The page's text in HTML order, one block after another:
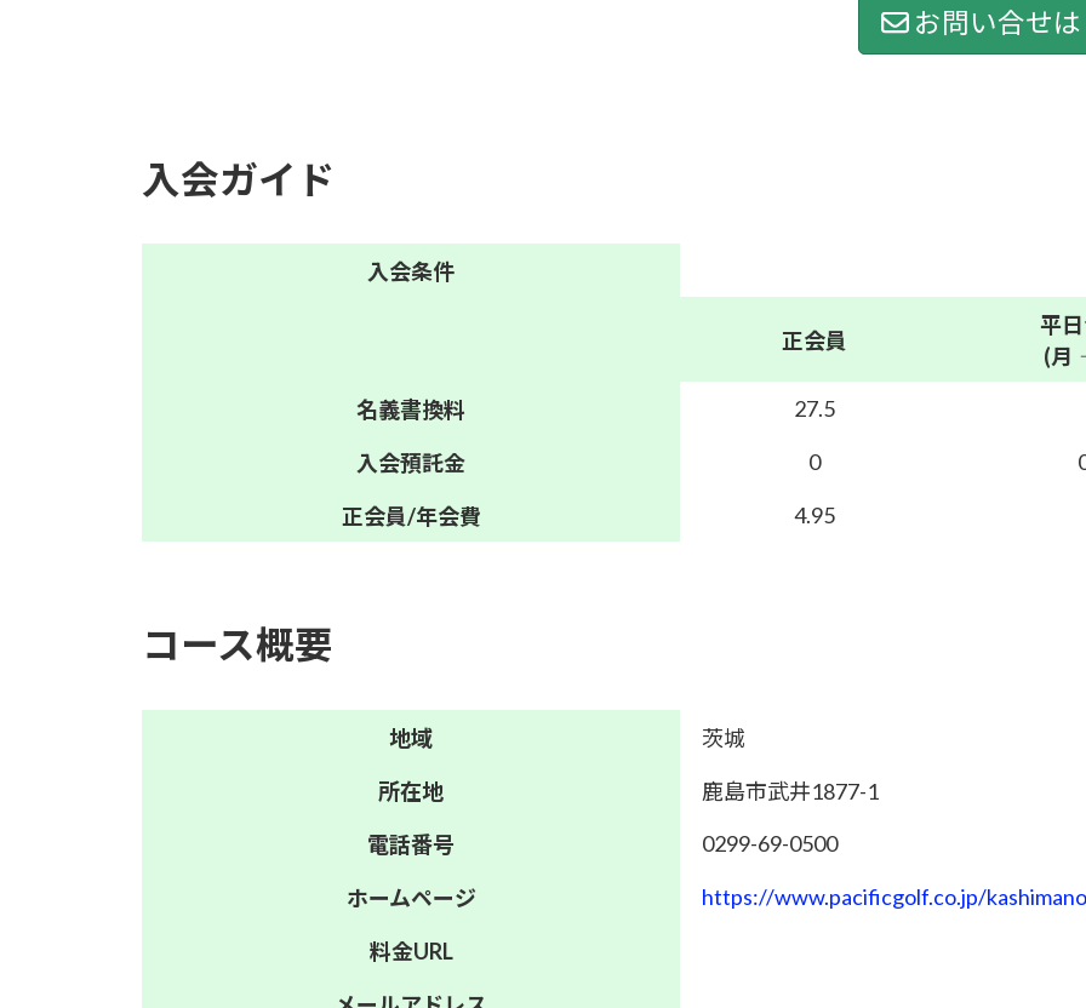
お問い合せ
入会ガイド
入会条件
正会員
平日
(月
名義書換料 27.5
入会預託金 0
正会員/年会費 4.95
コース概要
地域
茨城
所在地
鹿島市武井1877-1
電話番号
0299-69-0500
ホームページ https://www.pacificgolf.co.jp/
料金URL